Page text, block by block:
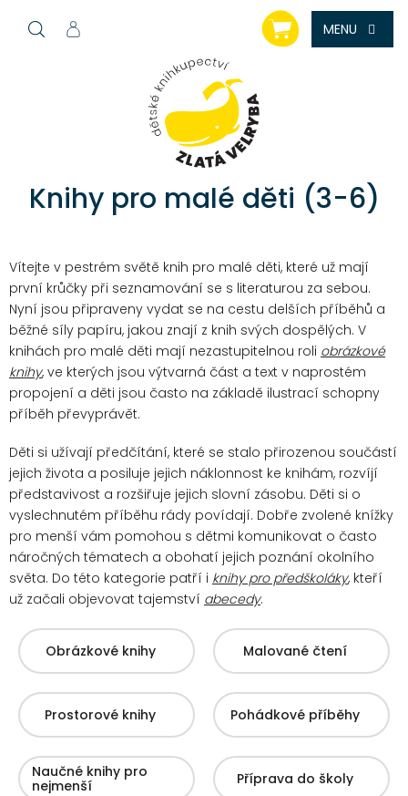
NÁKUPNÍ
KOŠÍK
Knihy pro malé děti (3-6)
Vítejte v pestrém světě knih pro malé děti, které už mají
první krůčky při seznamování se s literaturou za sebou.
Nyní jsou připraveny vydat se na cestu delších příběhů a
běžné síly papíru, jakou znají z knih svých dospělých. V
knihách pro malé děti mají nezastupitelnou roli obrázkové
knihy, ve kterých jsou výtvarná část a text v naprostém
propojení a děti jsou často na základě ilustrací schopny
příběh převyprávět.
Děti si užívají předčítání, které se stalo přirozenou součástí
jejich života a posiluje jejich náklonnost ke knihám, rozvíjí
představivost a rozšiřuje jejich slovní zásobu. Děti si o
vyslechnutém příběhu rády povídají. Dobře zvolené knížky
pro menší vám pomohou s dětmi komunikovat o často
náročných tématech a obohatí jejich poznání okolního
světa. Do této kategorie patří i knihy pro předškoláky, kteří
už začali objevovat tajemství abecedy.
Obrázkové knihy Malované čtení
Prostorové knihy Pohádkové příběhy
Naučné knihy pro
nejmenší
Příprava do školy